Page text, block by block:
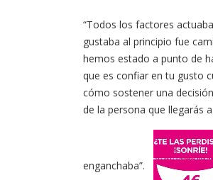
“Todos los factores
gustaba al principio fue
hemos estado a punto de
que es confiar en tu gusto
cómo sostener una
de la persona que llegarás
enganchaba”.